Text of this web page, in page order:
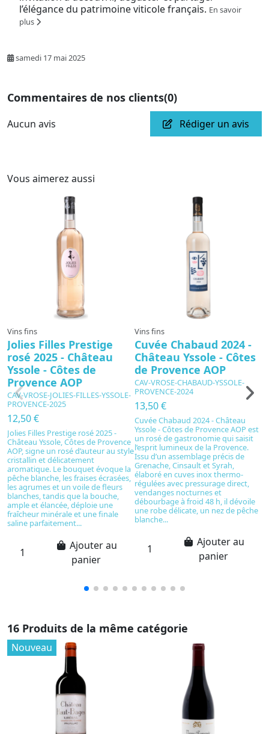
l’élégance du patrimoine viticole français. En savoir
plus
samedi 17 mai 2025
Commentaires de nos clients(0)
Aucun avis Rédiger un avis
Vous aimerez aussi
Vins fins
Jolies Filles Prestige
rosé 2025 - Château
Yssole - Côtes de
Provence AOP
CAV-VROSE-JOLIES-FILLES-YSSOLE-
PROVENCE-2025
12,50 €
Jolies Filles Prestige rosé 2025 -
Château Yssole, Côtes de Provence
AOP, signe un rosé d’auteur au style
cristallin et délicatement
aromatique. Le bouquet évoque la
pêche blanche, les fraises écrasées,
les agrumes et un voile de fleurs
blanches, tandis que la bouche,
ample et élancée, déploie une
fraîcheur minérale et une finale
saline parfaitement...
Ajouter au
panier
Vins fins
Cuvée Chabaud 2024 -
Château Yssole - Côtes
de Provence AOP
CAV-VROSE-CHABAUD-YSSOLE-
PROVENCE-2024
13,50 €
Cuvée Chabaud 2024 - Château
Yssole - Côtes de Provence AOP est
un rosé de gastronomie qui saisit
l’esprit lumineux de la Provence.
Issu d’un assemblage précis de
Grenache, Cinsault et Syrah,
élaboré en cuves inox thermo-
régulées avec pressurage direct,
vendanges nocturnes et
débourbage à froid 48 h, il dévoile
une robe délicate, un nez de pêche
blanche...
Ajouter au
panier
16 Produits de la même catégorie
Nouveau